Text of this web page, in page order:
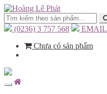
(0236) 3 757 568
EMAIL
Chưa có sản phẩm